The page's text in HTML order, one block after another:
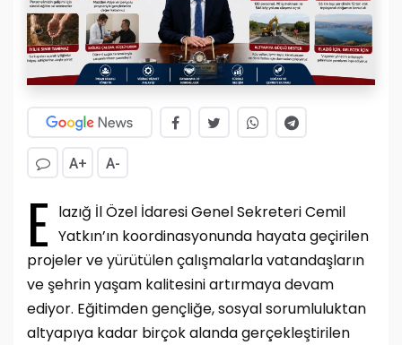
A+ A-
E lazığ İl Özel İdaresi Genel Sekreteri Cemil
Yatkın’ın koordinasyonunda hayata geçirilen
projeler ve yürütülen çalışmalarla vatandaşların
ve şehrin yaşam kalitesini artırmaya devam
ediyor. Eğitimden gençliğe, sosyal sorumluluktan
altyapıya kadar birçok alanda gerçekleştirilen